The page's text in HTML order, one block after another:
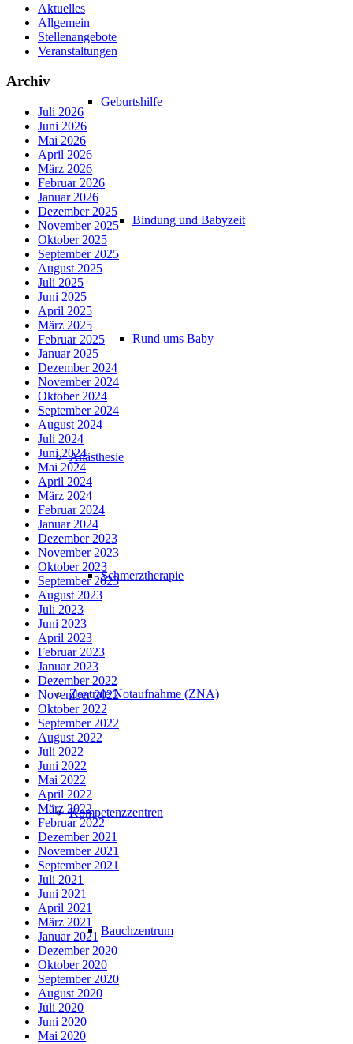
Geburtshilfe
Bindung und Babyzeit
Rund ums Baby
Anästhesie
Schmerztherapie
Zentrale Notaufnahme (ZNA)
Kompetenzzentren
Bauchzentrum
Aktuelles
Allgemein
Stellenangebote
Veranstaltungen
Archiv
Juli 2026
Juni 2026
Mai 2026
April 2026
März 2026
Februar 2026
Januar 2026
Dezember 2025
November 2025
Oktober 2025
September 2025
August 2025
Juli 2025
Juni 2025
April 2025
März 2025
Februar 2025
Januar 2025
Dezember 2024
November 2024
Oktober 2024
September 2024
August 2024
Juli 2024
Juni 2024
Mai 2024
April 2024
März 2024
Februar 2024
Januar 2024
Dezember 2023
November 2023
Oktober 2023
September 2023
August 2023
Juli 2023
Juni 2023
April 2023
Februar 2023
Januar 2023
Dezember 2022
November 2022
Oktober 2022
September 2022
August 2022
Juli 2022
Juni 2022
Mai 2022
April 2022
März 2022
Februar 2022
Dezember 2021
November 2021
September 2021
Juli 2021
Juni 2021
April 2021
März 2021
Januar 2021
Dezember 2020
Oktober 2020
September 2020
August 2020
Juli 2020
Juni 2020
Mai 2020